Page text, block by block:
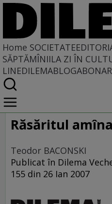
Home SOCIETATE
SĂPTĂMÎNIILA ZI ÎN
LINEDILEMABLOG
Home
Societate
DIN POLUL PLUS
Răsăritul
Teodor BACONSKI
Publicat în Dilema
155 din 26 Ian 2007